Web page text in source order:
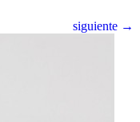
siguiente →